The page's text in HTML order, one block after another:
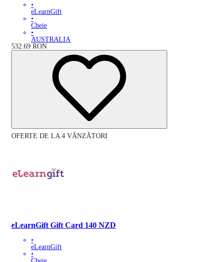
•
eLearnGift
•
Cheie
•
AUSTRALIA
532.69 RON
OFERTE DE LA 4 VÂNZĂTORI
eLearnGift Gift Card 140 NZD
•
eLearnGift
•